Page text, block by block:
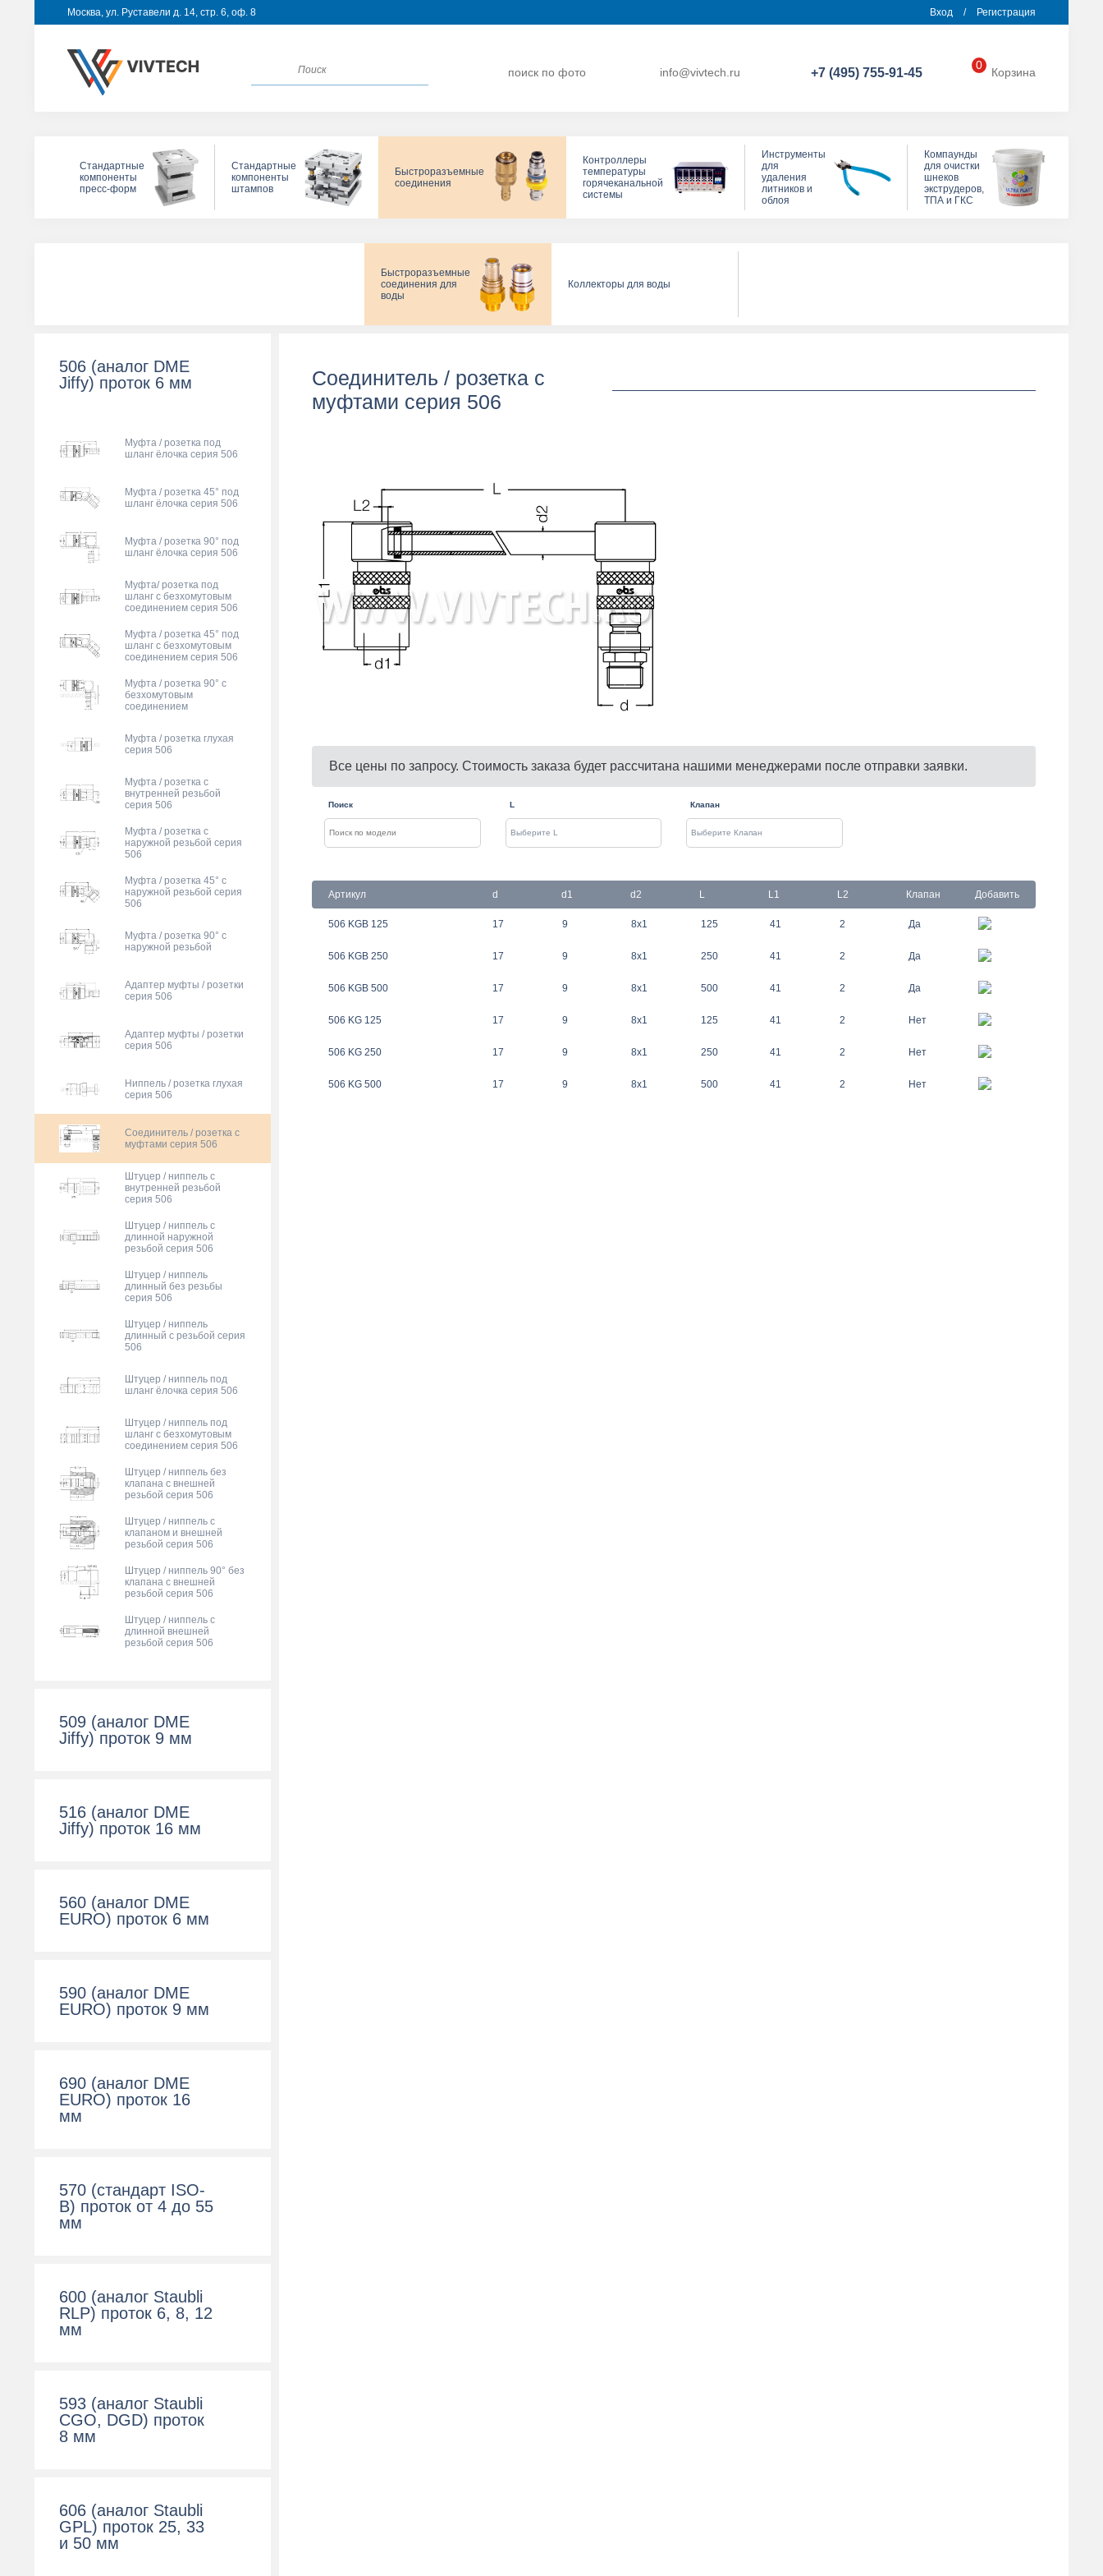
Москва, ул. Руставели д. 14, стр. 6, оф. 8 Вход / Регистрация
поиск по фото info@vivtech.ru +7 (495) 755-91-45
0
Корзина
Стандартные
компоненты
пресс-форм
Стандартные
компоненты
штампов
Быстроразъемные
соединения
Контроллеры
температуры
горячеканальной
системы
Инструменты
для
удаления
литников и
облоя
Компаунды
для очистки
шнеков
экструдеров,
ТПА и ГКС
Быстроразъемные
соединения для
воды
Коллекторы для воды
506 (аналог DME
Jiffy) проток 6 мм
Муфта / розетка под
шланг ёлочка серия 506
Муфта / розетка 45° под
шланг ёлочка серия 506
Муфта / розетка 90° под
шланг ёлочка серия 506
Муфта/ розетка под
шланг с безхомутовым
соединением серия 506
Муфта / розетка 45° под
шланг с безхомутовым
соединением серия 506
Муфта / розетка 90° с
безхомутовым
соединением
Муфта / розетка глухая
серия 506
Муфта / розетка с
внутренней резьбой
серия 506
Муфта / розетка с
наружной резьбой серия
506
Муфта / розетка 45° с
наружной резьбой серия
506
Муфта / розетка 90° с
наружной резьбой
Адаптер муфты / розетки
серия 506
Адаптер муфты / розетки
серия 506
Ниппель / розетка глухая
серия 506
Соединитель / розетка с
муфтами серия 506
Штуцер / ниппель с
внутренней резьбой
серия 506
Штуцер / ниппель с
длинной наружной
резьбой серия 506
Штуцер / ниппель
длинный без резьбы
серия 506
Штуцер / ниппель
длинный с резьбой серия
506
Штуцер / ниппель под
шланг ёлочка серия 506
Штуцер / ниппель под
шланг с безхомутовым
соединением серия 506
Штуцер / ниппель без
клапана с внешней
резьбой серия 506
Штуцер / ниппель с
клапаном и внешней
резьбой серия 506
Штуцер / ниппель 90° без
клапана с внешней
резьбой серия 506
Штуцер / ниппель с
длинной внешней
резьбой серия 506
509 (аналог DME
Jiffy) проток 9 мм
516 (аналог DME
Jiffy) проток 16 мм
560 (аналог DME
EURO) проток 6 мм
590 (аналог DME
EURO) проток 9 мм
690 (аналог DME
EURO) проток 16
мм
570 (cтандарт ISO-
B) проток от 4 до 55
мм
600 (aналог Staubli
RLP) проток 6, 8, 12
мм
593 (аналог Staubli
CGO, DGD) проток
8 мм
606 (аналог Staubli
GPL) проток 25, 33
и 50 мм
Соединитель / розетка с
муфтами серия 506
Все цены по запросу. Стоимость заказа будет рассчитана нашими менеджерами после отправки заявки.
Поиск L Клапан
Артикул d d1 d2 L L1 L2 Клапан Добавить
506 KGB 125 17 9 8x1 125 41 2 Да
506 KGB 250 17 9 8x1 250 41 2 Да
506 KGB 500 17 9 8x1 500 41 2 Да
506 KG 125 17 9 8x1 125 41 2 Нет
506 KG 250 17 9 8x1 250 41 2 Нет
506 KG 500 17 9 8x1 500 41 2 Нет